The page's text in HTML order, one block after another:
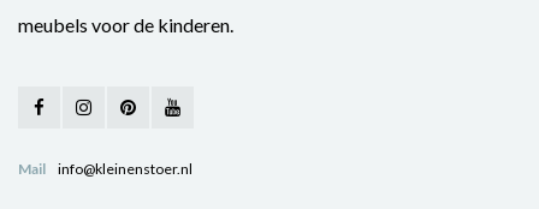
meubels voor de kinderen.
Mail info@kleinenstoer.nl